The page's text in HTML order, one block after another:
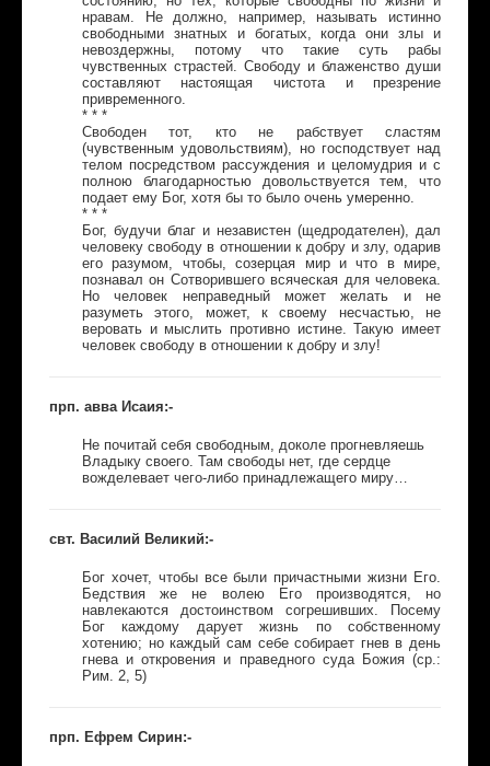
нравам. Не должно, например, называть истинно
свободными знатных и богатых, когда они злы и
невоздержны, потому что такие суть рабы
чувственных страстей. Свободу и блаженство души
составляют настоящая чистота и презрение
привременного.
* * *
Свободен тот, кто не рабствует сластям
(чувственным удовольствиям), но господствует над
телом посредством рассуждения и целомудрия и с
полною благодарностью довольствуется тем, что
подает ему Бог, хотя бы то было очень умеренно.
* * *
Бог, будучи благ и независтен (щедродателен), дал
человеку свободу в отношении к добру и злу, одарив
его разумом, чтобы, созерцая мир и что в мире,
познавал он Сотворившего всяческая для человека.
Но человек неправедный может желать и не
разуметь этого, может, к своему несчастью, не
веровать и мыслить противно истине. Такую имеет
человек свободу в отношении к добру и злу!
прп. авва Исаия:-
Не почитай себя свободным, доколе прогневляешь
Владыку своего. Там свободы нет, где сердце
вожделевает чего-либо принадлежащего миру…
свт. Василий Великий:-
Бог хочет, чтобы все были причастными жизни Его.
Бедствия же не волею Его производятся, но
навлекаются достоинством согрешивших. Посему
Бог каждому дарует жизнь по собственному
хотению; но каждый сам себе собирает гнев в день
гнева и откровения и праведного суда Божия (ср.:
Рим. 2, 5)
прп. Ефрем Сирин:-